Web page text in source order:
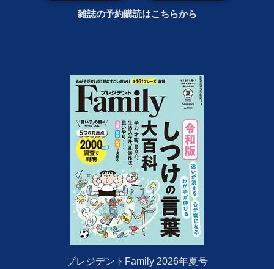
雑誌の予約購読はこちらから
プレジデントFamily 2026年夏号